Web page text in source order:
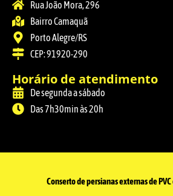
Rua João Mora, 296
Bairro Camaquã
Porto Alegre/RS
CEP: 91920-290
Horário de atendimento
De segunda a sábado
Das 7h30min às 20h
Conserto de persianas externas de